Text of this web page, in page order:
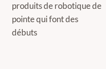
produits de robotique de
pointe qui font des
débuts